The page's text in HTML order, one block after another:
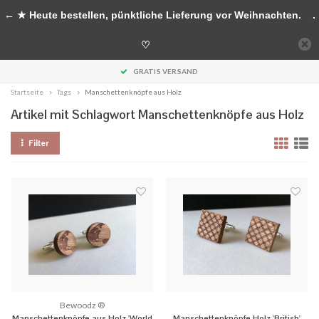
Handgefertigte Accessoires aus Holz
GRATIS VERSAND
Startseite Tags Manschettenknöpfe aus Holz
Artikel mit Schlagwort Manschettenknöpfe aus Holz
Filter
Bewoodz ®
← ★ Heute bestellen, pünktliche Lieferung vor Weihnachten. .
♡